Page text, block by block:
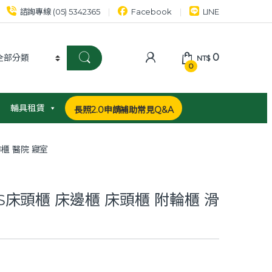
諮詢專線 (05) 5342365 Facebook LINE
0
NT$0
輔具租賃 長照2.0申請補助常見Q&A
醫院 寢室
頭櫃 床邊櫃 床頭櫃 附輪櫃 滑